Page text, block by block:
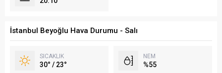
İstanbul Beyoğlu Hava Durumu - Salı
SICAKLIK
30° / 23°
NEM
%55